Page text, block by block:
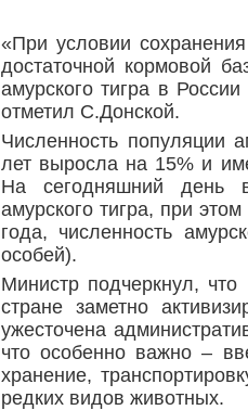
«При условии
достаточной кормовой
амурского тигра в
отметил С.Донской.
Численность популяции
лет выросла на 15% и
На сегодняшний день
амурского тигра, при
года, численность
особей).
Министр подчеркнул,
стране заметно
ужесточена
что особенно важно –
хранение,
редких видов животных.